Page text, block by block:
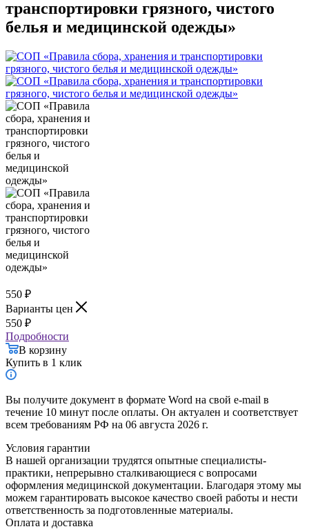
транспортировки грязного, чистого
белья и медицинской одежды»
550 ₽
Варианты цен
550 ₽
Подробности
В корзину
Купить в 1 клик
Вы получите документ в формате Word на свой e-mail в
течение 10 минут после оплаты. Он актуален и соответствует
всем требованиям РФ на 06 августа 2026 г.
Условия гарантии
В нашей организации трудятся опытные специалисты-
практики, непрерывно сталкивающиеся с вопросами
оформления медицинской документации. Благодаря этому мы
можем гарантировать высокое качество своей работы и нести
ответственность за подготовленные материалы.
Оплата и доставка